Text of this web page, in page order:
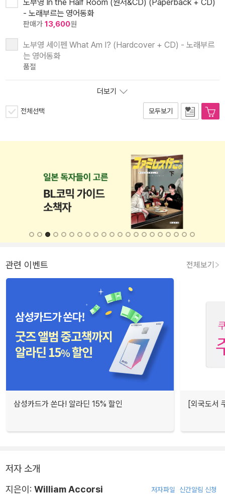
- 노래부르는 영어동화
판매가 13,600원
노부영 세이펜 What Am I? (Hardcover + CD) - 노래부르
는 영어동화
품절
더보기
전체선택 모두보기
관련 이벤트 전체보기
삼성카드가 쏜다! 알라딘 15% 할인 [외국도서
저자 소개
지은이: William Accorsi 저자파일 신간알림 신청